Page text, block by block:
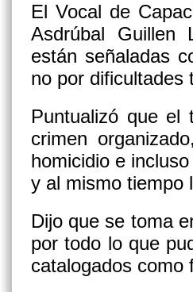
El Vocal de
Asdrúbal Guillen
están señaladas
no por dificultades
Puntualizó que el
crimen
homicidio e
y al mismo tiempo
Dijo que se toma
por todo lo que
catalogados como